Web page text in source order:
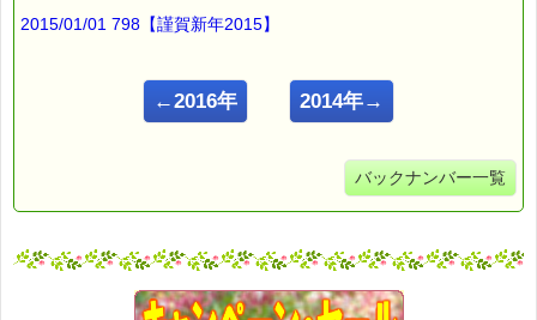
2015/01/01 798【謹賀新年2015】
←2016年 2014年→
バックナンバー一覧